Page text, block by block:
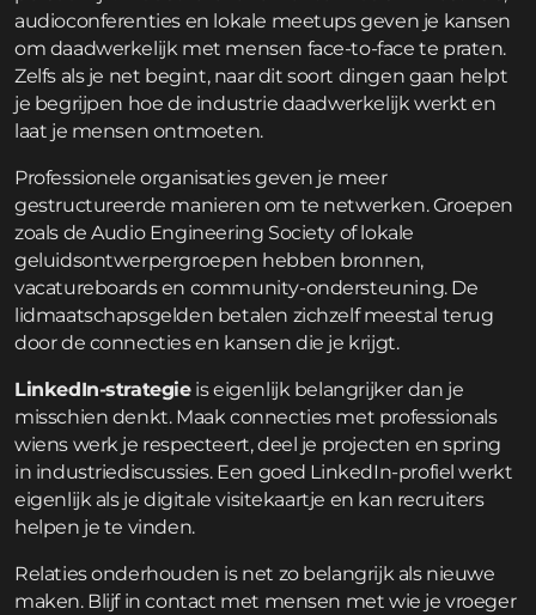
audioconferenties en lokale meetups geven je kansen
om daadwerkelijk met mensen face-to-face te praten.
Zelfs als je net begint, naar dit soort dingen gaan helpt
je begrijpen hoe de industrie daadwerkelijk werkt en
laat je mensen ontmoeten.
Professionele organisaties geven je meer
gestructureerde manieren om te netwerken. Groepen
zoals de Audio Engineering Society of lokale
geluidsontwerpergroepen hebben bronnen,
vacatureboards en community-ondersteuning. De
lidmaatschapsgelden betalen zichzelf meestal terug
door de connecties en kansen die je krijgt.
LinkedIn-strategieis eigenlijk belangrijker dan je
misschien denkt. Maak connecties met professionals
wiens werk je respecteert, deel je projecten en spring
in industriediscussies. Een goed LinkedIn-profiel werkt
eigenlijk als je digitale visitekaartje en kan recruiters
helpen je te vinden.
Relaties onderhouden is net zo belangrijk als nieuwe
maken. Blijf in contact met mensen met wie je vroeger